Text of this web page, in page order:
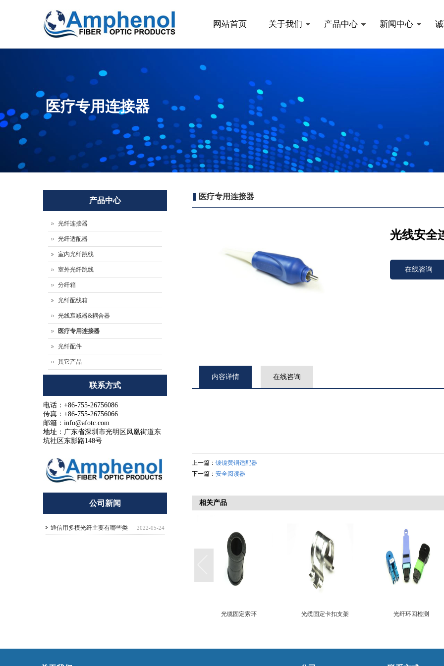
网站首页 关于我们 产品中心 新闻中心
医疗专用连接器
医疗专用连接器
光线安全
在线咨询
内容详情 在线咨询
上一篇： 镀镍黄铜适配器
下一篇： 安全阅读器
相关产品
光缆固定索环 光缆固定卡扣支架 光纤环回检测
产品中心
光纤连接器
光纤适配器
室内光纤跳线
室外光纤跳线
分纤箱
光纤配线箱
光线衰减器&耦合器
医疗专用连接器
光纤配件
其它产品
联系方式
电话：+86-755-26756086
传真：+86-755-26756066
邮箱：info@afotc.com
地址：广东省深圳市光明区凤凰街道东
坑社区东影路148号
公司新闻
2022-05-24
通信用多模光纤主要有哪些类